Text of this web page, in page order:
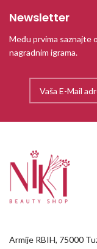
Newsletter
Među prvima saznajte
nagradnim igrama.
Armije RBIH, 75000